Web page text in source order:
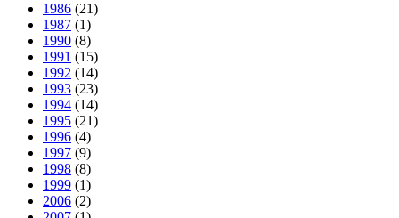
1986 (21)
1987 (1)
1990 (8)
1991 (15)
1992 (14)
1993 (23)
1994 (14)
1995 (21)
1996 (4)
1997 (9)
1998 (8)
1999 (1)
2006 (2)